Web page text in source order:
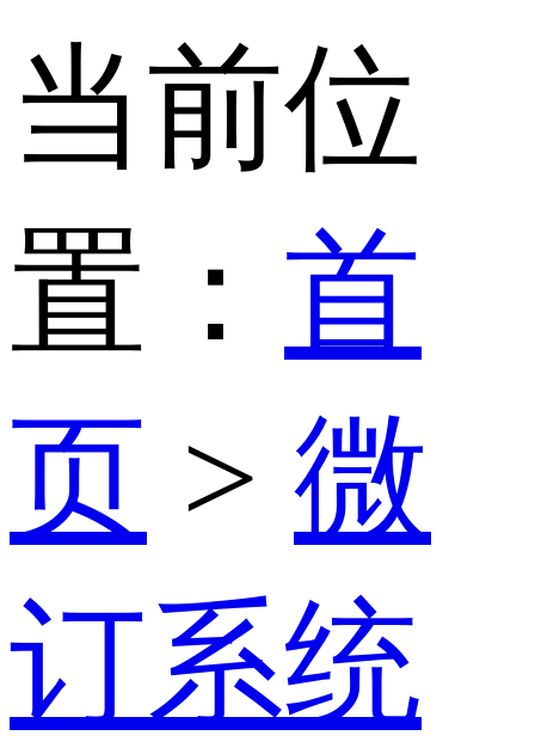
当前位
置： 首
页 > 微
订系统